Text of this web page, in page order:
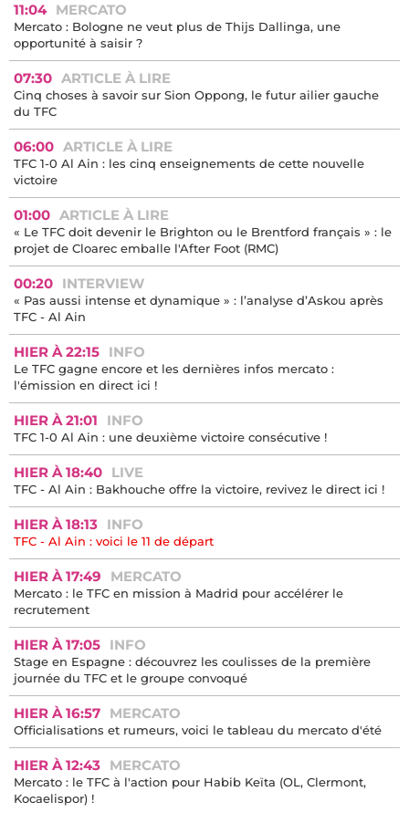
11:04 MERCATO
Mercato : Bologne ne veut plus de Thijs Dallinga, une
opportunité à saisir ?
07:30 ARTICLE À LIRE
Cinq choses à savoir sur Sion Oppong, le futur ailier gauche
du TFC
06:00 ARTICLE À LIRE
TFC 1-0 Al Ain : les cinq enseignements de cette nouvelle
victoire
01:00 ARTICLE À LIRE
« Le TFC doit devenir le Brighton ou le Brentford français » : le
projet de Cloarec emballe l'After Foot (RMC)
00:20 INTERVIEW
« Pas aussi intense et dynamique » : l’analyse d’Askou après
TFC - Al Ain
HIER À 22:15 INFO
Le TFC gagne encore et les dernières infos mercato :
l'émission en direct ici !
HIER À 21:01 INFO
TFC 1-0 Al Ain : une deuxième victoire consécutive !
HIER À 18:40 LIVE
TFC - Al Ain : Bakhouche offre la victoire, revivez le direct ici !
HIER À 18:13 INFO
TFC - Al Ain : voici le 11 de départ
HIER À 17:49 MERCATO
Mercato : le TFC en mission à Madrid pour accélérer le
recrutement
HIER À 17:05 INFO
Stage en Espagne : découvrez les coulisses de la première
journée du TFC et le groupe convoqué
HIER À 16:57 MERCATO
Officialisations et rumeurs, voici le tableau du mercato d'été
HIER À 12:43 MERCATO
Mercato : le TFC à l'action pour Habib Keïta (OL, Clermont,
Kocaelispor) !